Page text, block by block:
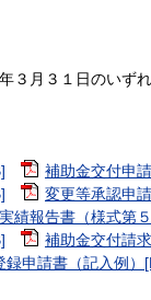
月３１日のいず
補助金交付申
変更等承認申
実績報告書（様式第
補助金交付請
録申請書（記入例）